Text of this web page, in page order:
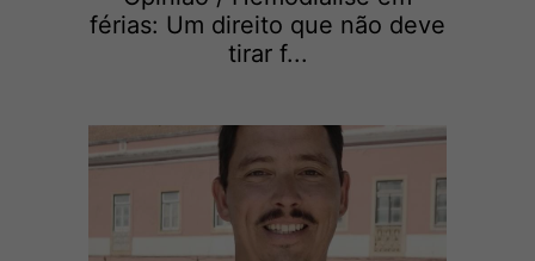
férias: Um direito que não deve
tirar f...